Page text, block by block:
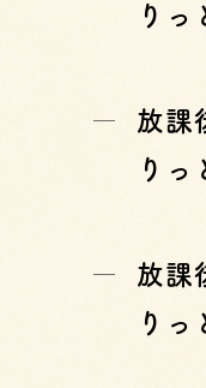
りっ
放課
りっ
放課
りっ